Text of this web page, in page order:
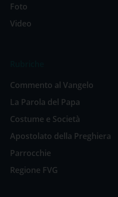
Foto
Video
Commento al Vangelo
La Parola del Papa
Costume e Società
Apostolato della Preghiera
Parrocchie
Regione FVG